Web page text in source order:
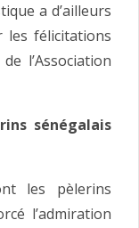
a d’ailleurs
les félicitations
l’Association
sénégalais
les pèlerins
l’admiration